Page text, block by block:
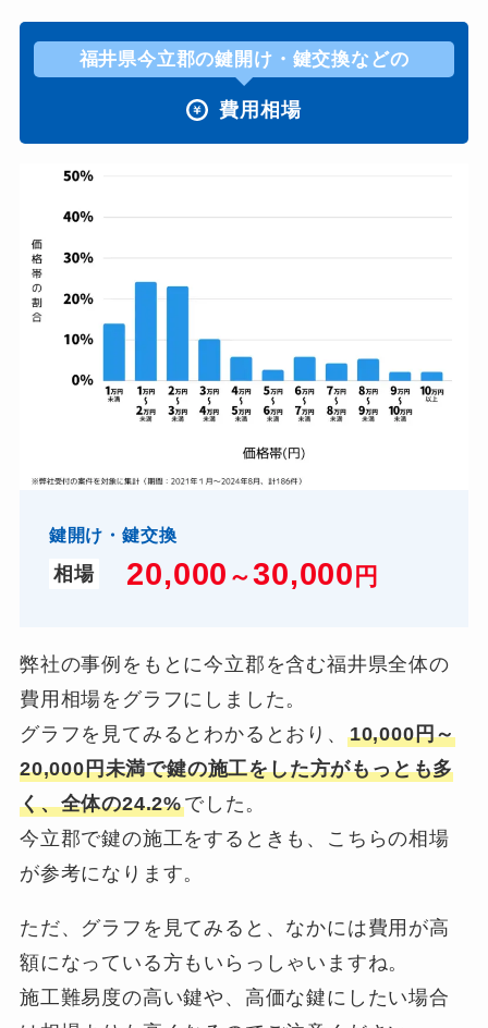
福井県今立郡の鍵開け・鍵交換などの
費用相場
鍵開け・鍵交換
相場 20,000 ～30,000 円
弊社の事例をもとに今立郡を含む福井県全体の
費用相場をグラフにしました。
グラフを見てみるとわかるとおり、 10,000円～
20,000円未満で鍵の施工をした方がもっとも多
く、全体の24.2%でした。
今立郡で鍵の施工をするときも、こちらの相場
が参考になります。
ただ、グラフを見てみると、なかには費用が高
額になっている方もいらっしゃいますね。
施工難易度の高い鍵や、高価な鍵にしたい場合